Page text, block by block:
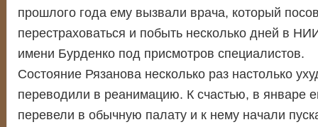
прошлого года ему вызвали врача, который
перестраховаться и побыть несколько дней в
имени Бурденко под присмотров специалистов.
Состояние Рязанова несколько раз настолько
переводили в реанимацию. К счастью, в январе
перевели в обычную палату и к нему начали